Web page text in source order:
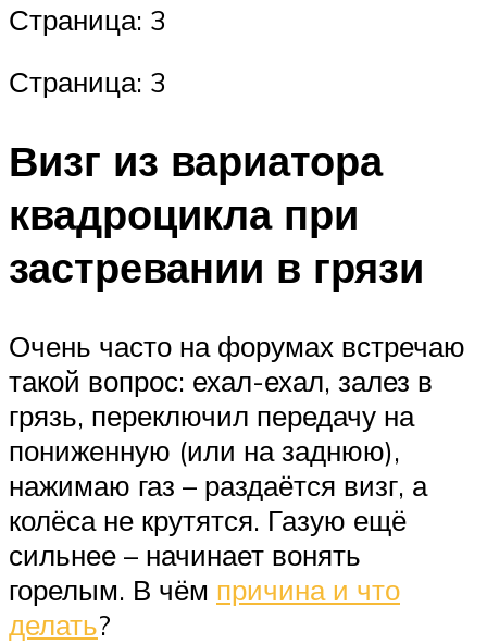
Страница: 3
Страница: 3
Визг из вариатора
квадроцикла при
застревании в грязи
Очень часто на форумах встречаю
такой вопрос: ехал-ехал, залез в
грязь, переключил передачу на
пониженную (или на заднюю),
нажимаю газ – раздаётся визг, а
колёса не крутятся. Газую ещё
сильнее – начинает вонять
горелым. В чём причина и что
делать?